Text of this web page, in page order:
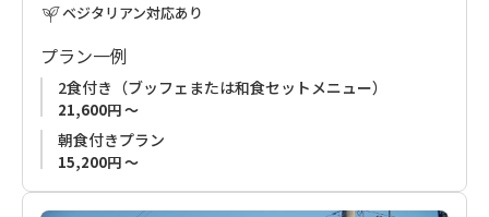
■ご予約受付について
お申込みの受付はご利用希望日の2ケ月前から承ります。
ベジタリアン対応あり
プラン一例
2食付き（ブッフェまたは和食セットメニュー）
21,600円 ～
朝食付きプラン
15,200円 ～